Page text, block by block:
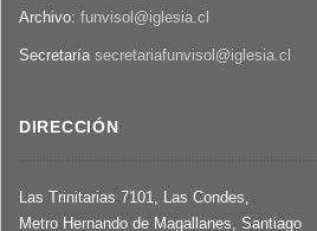
Archivo: funvisol@iglesia.cl
Secretaría secretariafunvisol@iglesia.cl
DIRECCIÓN
Las Trinitarias 7101, Las Condes,
Metro Hernando de Magallanes, Santiago